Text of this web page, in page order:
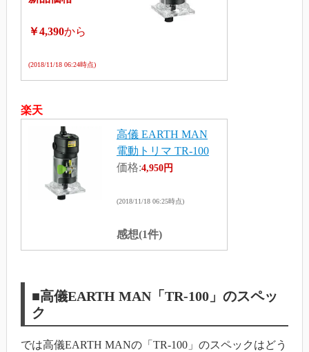
￥4,390から
(2018/11/18 06:24時点)
楽天
高儀 EARTH MAN
電動トリマ TR-100
価格:4,950円
(2018/11/18 06:25時点)
感想(1件)
■高儀EARTH MAN「TR-100」のスペッ
ク
では高儀EARTH MANの「TR-100」のスペックはどう